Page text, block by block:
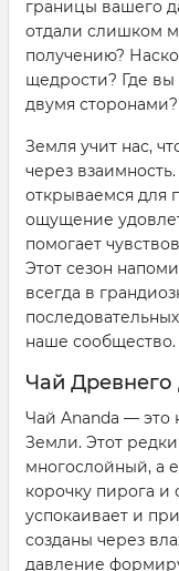
границы вашего
отдали слишком
получению?
щедрости? Где
двумя сторонами?
Земля учит нас,
через
открываемся для
ощущение
помогает
Этот сезон
всегда в
наше сообщество.
Чай
Чай Ananda — это
Земли. Этот
многослойный, а
корочку пирога
успокаивает и
созданы через
давление